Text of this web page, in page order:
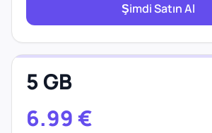
Şimdi Satın Al
5 GB
6.99 €